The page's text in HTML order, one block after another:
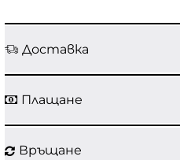
Доставка
Плащане
Връщане